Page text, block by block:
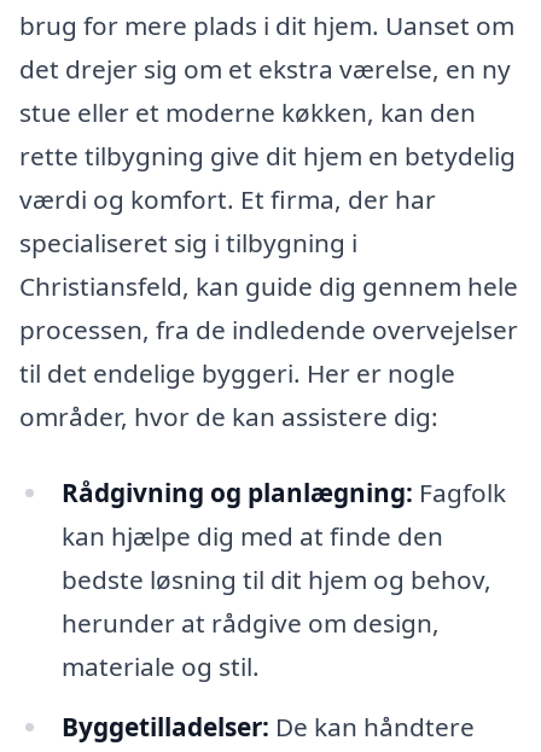
brug for mere plads i dit hjem. Uanset om
det drejer sig om et ekstra værelse, en ny
stue eller et moderne køkken, kan den
rette tilbygning give dit hjem en betydelig
værdi og komfort. Et firma, der har
specialiseret sig i tilbygning i
Christiansfeld, kan guide dig gennem hele
processen, fra de indledende overvejelser
til det endelige byggeri. Her er nogle
områder, hvor de kan assistere dig:
Rådgivning og planlægning: Fagfolk
kan hjælpe dig med at finde den
bedste løsning til dit hjem og behov,
herunder at rådgive om design,
materiale og stil.
Byggetilladelser: De kan håndtere